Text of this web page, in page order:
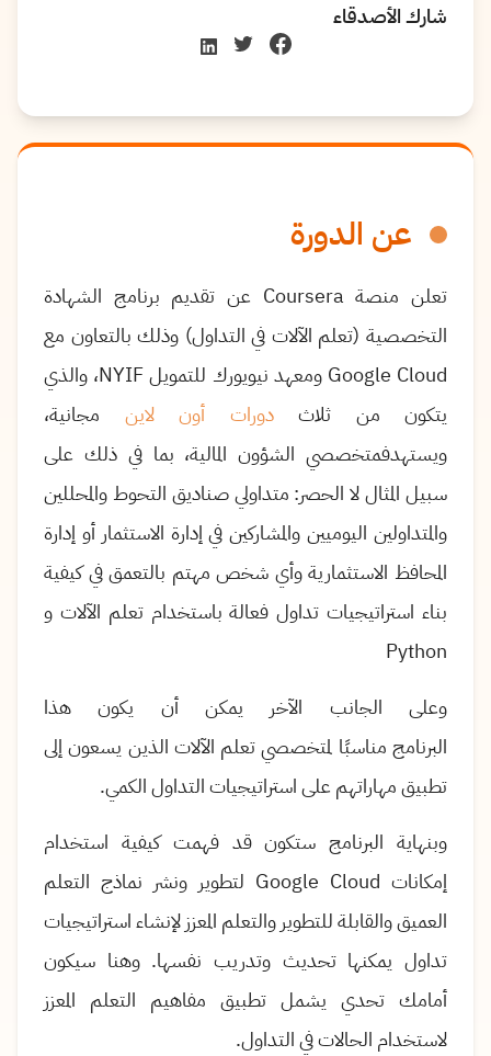
عن الدورة
تعلن منصة Coursera عن تقديم برنامج الشهادة
التخصصية (تعلم الآلات في التداول) وذلك بالتعاون مع
Google Cloud ومعهد نيويورك للتمويلNYIF، والذي
يتكون من ثلاثدورات أون لاين مجانية،
ويستهدفمتخصصي الشؤون المالية، بما في ذلك على
سبيل المثال لا الحصر: متداولي صناديق التحوط والمحللين
والمتداولين اليوميين والمشاركين في إدارة الاستثمار أو إدارة
المحافظ الاستثمارية وأي شخص مهتم بالتعمق في كيفية
بناء استراتيجيات تداول فعالة باستخدام تعلم الآلات و
Python
وعلى الجانب الآخر يمكن أن يكون هذا
البرنامج مناسبًا لمتخصصي تعلم الآلات الذين يسعون إلى
تطبيق مهاراتهم على استراتيجيات التداول الكمي.
وبنهاية البرنامج ستكون قد فهمت كيفية استخدام
إمكانات Google Cloud لتطوير ونشر نماذج التعلم
العميق والقابلة للتطوير والتعلم المعزز لإنشاء استراتيجيات
تداول يمكنها تحديث وتدريب نفسها. وهنا سيكون
أمامك تحدي يشمل تطبيق مفاهيم التعلم المعزز
لاستخدام الحالات في التداول.
شارك الأصدقاء